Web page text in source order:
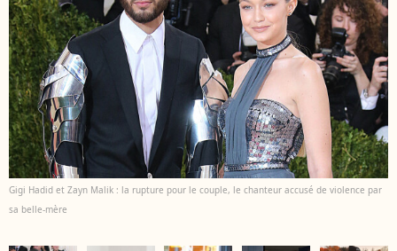
Gigi Hadid et Zayn Malik : la rupture pour le couple, le chanteur accusé de violence par
sa belle-mère